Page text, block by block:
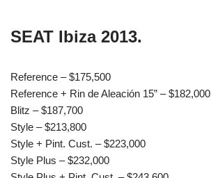
SEAT Ibiza 2013.
Reference – $175,500
Reference + Rin de Aleación 15” – $182,000
Blitz – $187,700
Style – $213,800
Style + Pint. Cust. – $223,000
Style Plus – $232,000